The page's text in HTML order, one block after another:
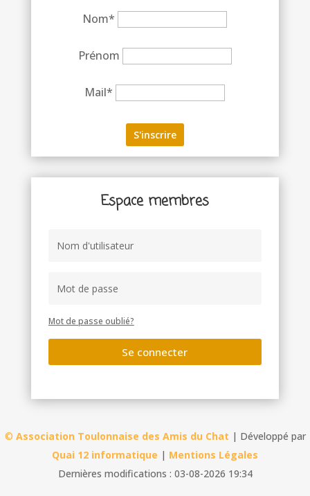
Nom*
Prénom
Mail*
Espace membres
Mot de passe oublié?
Se connecter
© Association Toulonnaise des Amis du Chat | Développé par
Quai 12 informatique | Mentions Légales
Dernières modifications : 03-08-2026 19:34